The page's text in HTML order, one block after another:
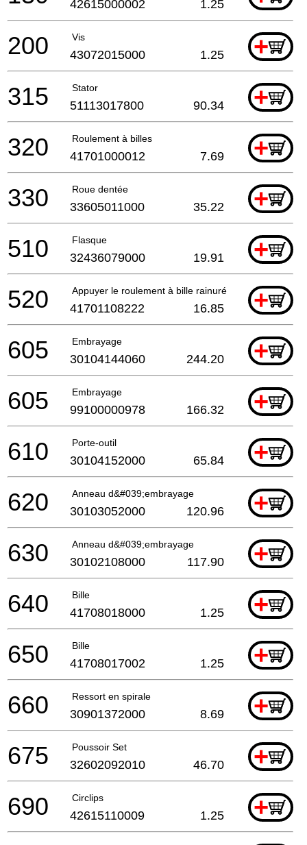
42615000002 1.25
Vis +
200 43072015000 1.25
Stator +
315 51113017800 90.34
Roulement à billes +
320 41701000012 7.69
Roue dentée +
330 33605011000 35.22
Flasque +
510 32436079000 19.91
Appuyer le roulement à bille rainuré +
520 41701108222 16.85
Embrayage +
605 30104144060 244.20
Embrayage +
605 99100000978 166.32
Porte-outil +
610 30104152000 65.84
Anneau d&#039;embrayage +
620 30103052000 120.96
Anneau d&#039;embrayage +
630 30102108000 117.90
Bille +
640 41708018000 1.25
Bille +
650 41708017002 1.25
Ressort en spirale +
660 30901372000 8.69
Poussoir Set +
675 32602092010 46.70
Circlips +
690 42615110009 1.25